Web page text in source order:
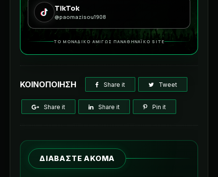
TikTok
@paomazisou1908
ΤΟ ΜΟΝΑΔΙΚΟ ΑΜΙΓΩΣ ΠΑΝΑΘΗΝΑΪΚΟ SITE
ΚΟΙΝΟΠΟΙΗΣΗ Share it Tweet
Share it Share it Pin it
ΔΙΑΒΑΣΤΕ ΑΚΟΜΑ